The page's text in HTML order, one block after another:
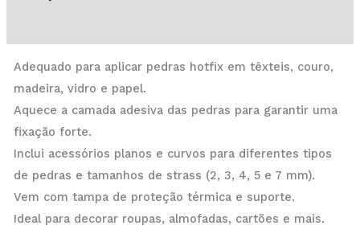
Adequado para aplicar pedras hotfix em têxteis, couro,
madeira, vidro e papel.
Aquece a camada adesiva das pedras para garantir uma
fixação forte.
Inclui acessórios planos e curvos para diferentes tipos
de pedras e tamanhos de strass (2, 3, 4, 5 e 7 mm).
Vem com tampa de proteção térmica e suporte.
Ideal para decorar roupas, almofadas, cartões e mais.